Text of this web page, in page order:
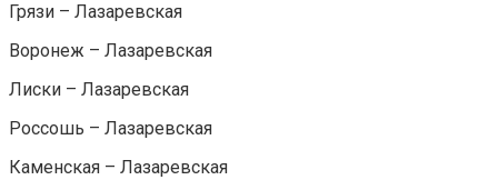
Грязи – Лазаревская
Воронеж – Лазаревская
Лиски – Лазаревская
Россошь – Лазаревская
Каменская – Лазаревская